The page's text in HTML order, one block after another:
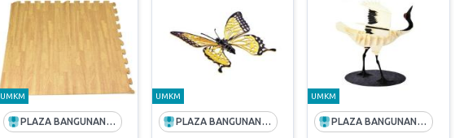
UMKM
PLAZA BANGUNAN (PT ANDALAN HIJAU SEMESTA)
UMKM
PLAZA BANGUNAN (PT ANDALAN HIJAU SEMESTA)
UMKM
PLAZA BANGUNAN (PT ANDALAN HIJAU SEMESTA)